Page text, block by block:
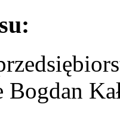
Bogdan